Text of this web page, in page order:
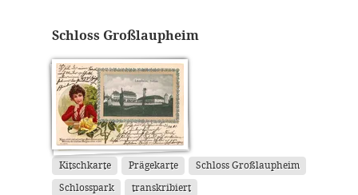
Schloss Großlaupheim
Kitschkarte Prägekarte Schloss Großlaupheim
Schlosspark transkribiert